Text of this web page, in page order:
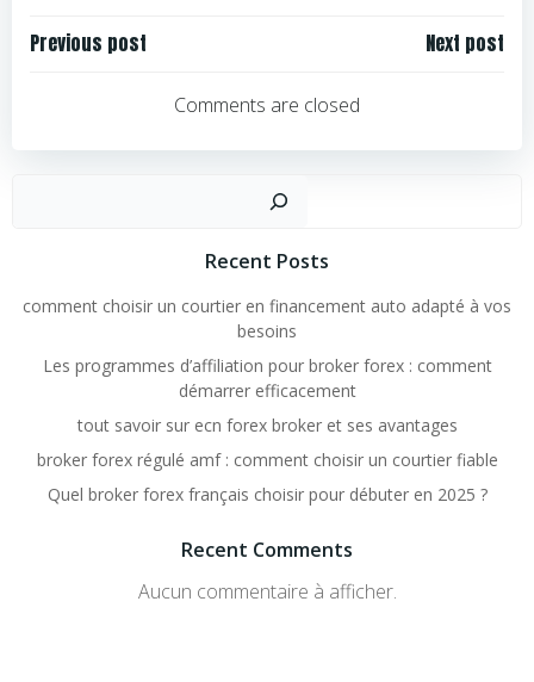
Navigation
Previous post
l’article
Next post
Comments are closed
Rechercher
Recent Posts
comment choisir un courtier en financement auto adapté à vos
besoins
Les programmes d’affiliation pour broker forex : comment
démarrer efficacement
tout savoir sur ecn forex broker et ses avantages
broker forex régulé amf : comment choisir un courtier fiable
Quel broker forex français choisir pour débuter en 2025 ?
Recent Comments
Aucun commentaire à afficher.